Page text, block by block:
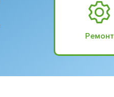
Ремонт